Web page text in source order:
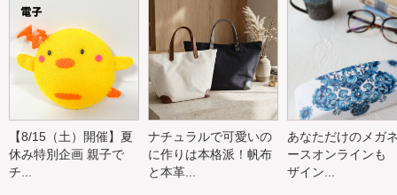
【8/15（土）開催】夏
休み特別企画 親子で
チ...
ナチュラルで可愛いの
に作りは本格派！帆布
と本革...
あなただけのメガ
ースオンラインも
ザイン...